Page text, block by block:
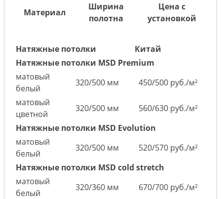
Материал
Ширина
полотна
Цена с
установкой
Натяжные потолки
Китай
Натяжные потолки MSD Premium
матовый
белый
320/500 мм
450/500 руб./м²
матовый
цветной
320/500 мм
560/630 руб./м²
Натяжные потолки MSD Evolution
матовый
белый
320/500 мм
520/570 руб./м²
Натяжные потолки MSD cold stretch
матовый
белый
320/360 мм 670/700 руб./м²